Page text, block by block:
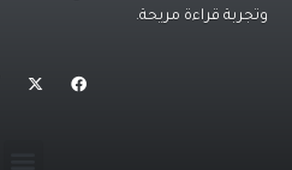
وتجربة قراءة مريحة.